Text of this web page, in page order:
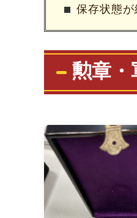
保存状態が
勲章・